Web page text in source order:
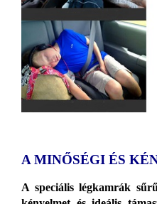
A MINŐSÉGI ÉS
A speciális légkamrák